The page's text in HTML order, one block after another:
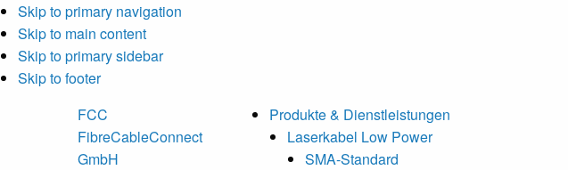
Skip to primary navigation
Skip to main content
Skip to primary sidebar
Skip to footer
FCC
FibreCableConnect
GmbH
Produkte & Dienstleistungen
Laserkabel Low Power
SMA-Standard